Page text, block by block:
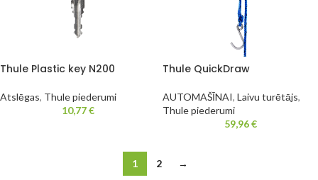
Thule Plastic key N200
Atslēgas, Thule piederumi
10,77€
Thule QuickDraw
AUTOMAŠĪNAI, Laivu turētājs,
Thule piederumi
59,96€
1 2 →